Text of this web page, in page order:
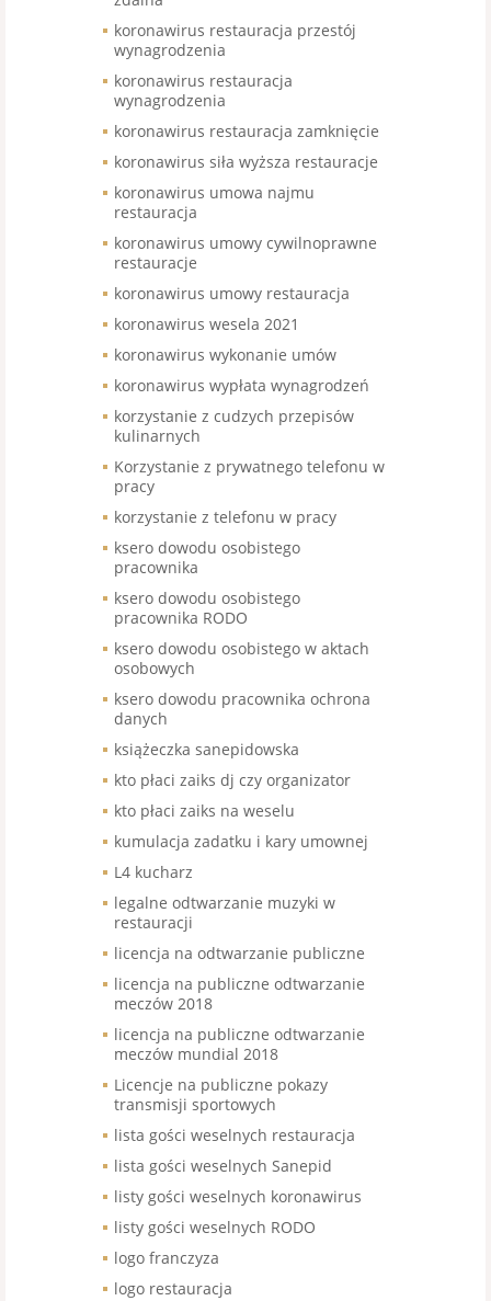
koronawirus restauracja przestój
wynagrodzenia
koronawirus restauracja
wynagrodzenia
koronawirus restauracja zamknięcie
koronawirus siła wyższa restauracje
koronawirus umowa najmu
restauracja
koronawirus umowy cywilnoprawne
restauracje
koronawirus umowy restauracja
koronawirus wesela 2021
koronawirus wykonanie umów
koronawirus wypłata wynagrodzeń
korzystanie z cudzych przepisów
kulinarnych
Korzystanie z prywatnego telefonu w
pracy
korzystanie z telefonu w pracy
ksero dowodu osobistego
pracownika
ksero dowodu osobistego
pracownika RODO
ksero dowodu osobistego w aktach
osobowych
ksero dowodu pracownika ochrona
danych
książeczka sanepidowska
kto płaci zaiks dj czy organizator
kto płaci zaiks na weselu
kumulacja zadatku i kary umownej
L4 kucharz
legalne odtwarzanie muzyki w
restauracji
licencja na odtwarzanie publiczne
licencja na publiczne odtwarzanie
meczów 2018
licencja na publiczne odtwarzanie
meczów mundial 2018
Licencje na publiczne pokazy
transmisji sportowych
lista gości weselnych restauracja
lista gości weselnych Sanepid
listy gości weselnych koronawirus
listy gości weselnych RODO
logo franczyza
logo restauracja